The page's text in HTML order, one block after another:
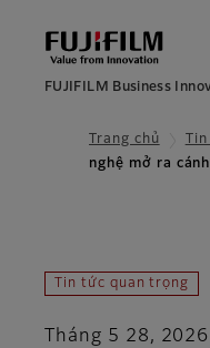
FUJIFILM Business
Trang chủ
nghệ mở ra
Tin tức quan trọng
Tháng 5 28, 2026